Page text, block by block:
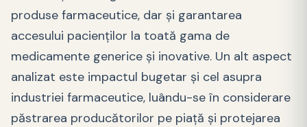
produse farmaceutice, dar şi garantarea
accesului pacienţilor la toată gama de
medicamente generice şi inovative. Un alt aspect
analizat este impactul bugetar şi cel asupra
industriei farmaceutice, luându-se în considerare
păstrarea producătorilor pe piaţă şi protejarea